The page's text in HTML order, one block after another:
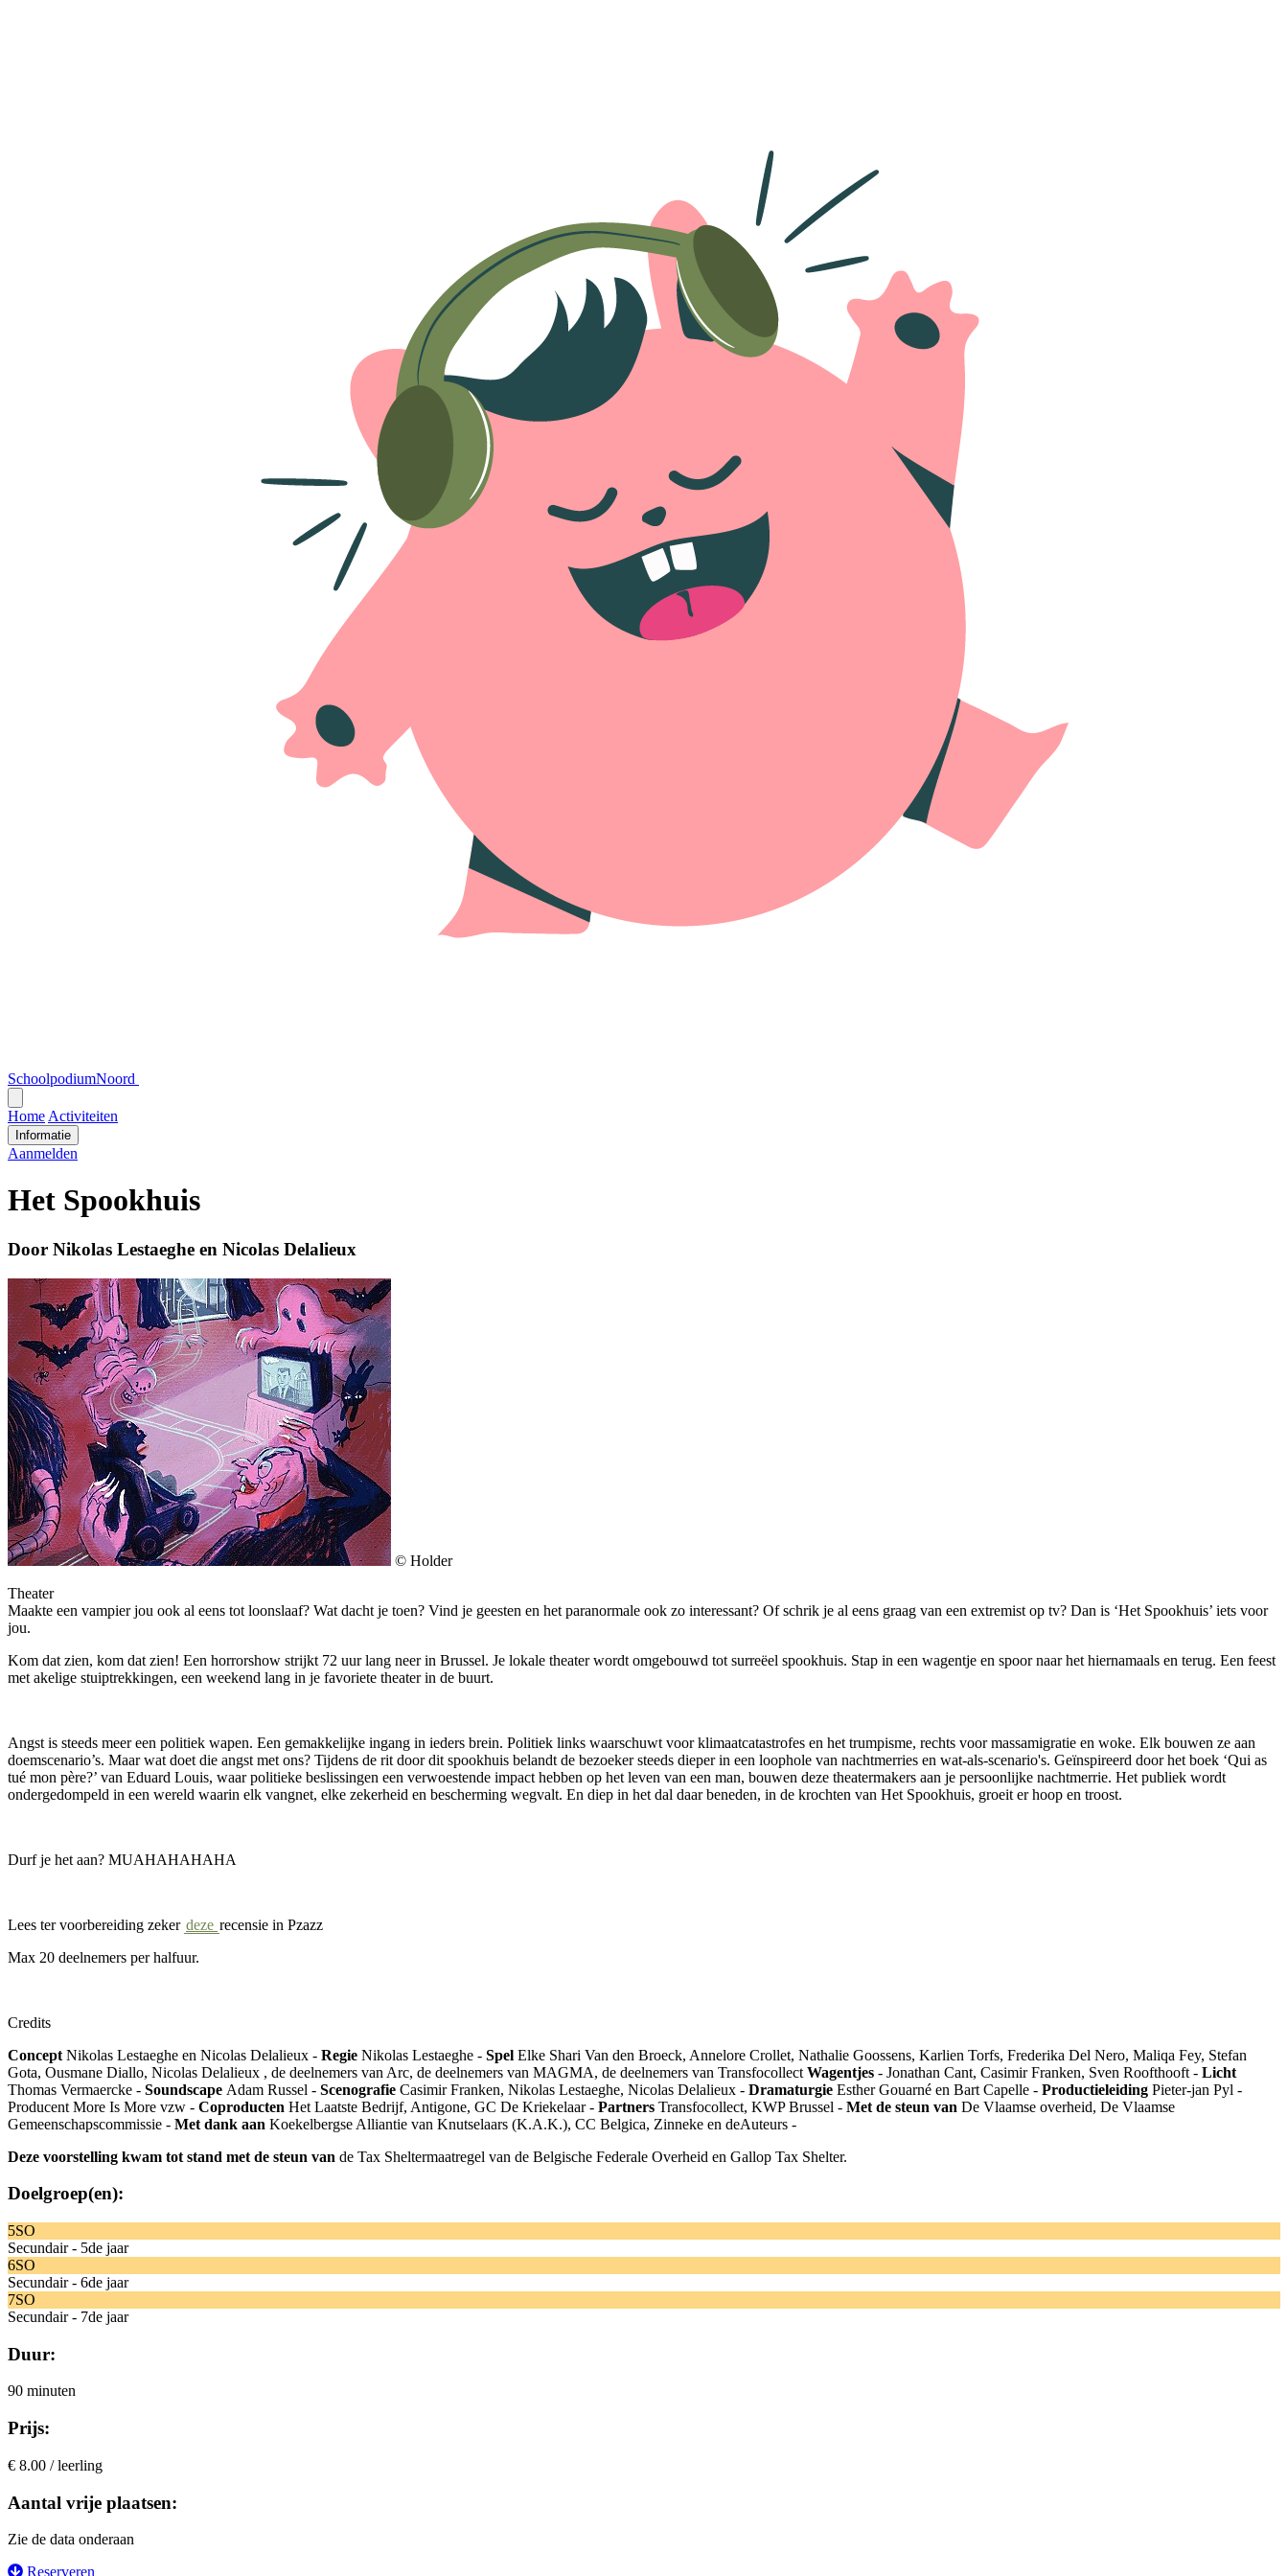
SchoolpodiumNoord
menu
Home Activiteiten
Informatie
Aanmelden
Het Spookhuis
Door Nikolas Lestaeghe en Nicolas Delalieux
© Holder
Theater
Maakte een vampier jou ook al eens tot loonslaaf? Wat dacht je toen? Vind je geesten en het paranormale ook zo interessant? Of schrik je al eens graag van een extremist op tv? Dan is ‘Het Spookhuis’ iets voor
jou.
Kom dat zien, kom dat zien! Een horrorshow strijkt 72 uur lang neer in Brussel. Je lokale theater wordt omgebouwd tot surreëel spookhuis. Stap in een wagentje en spoor naar het hiernamaals en terug. Een feest
met akelige stuiptrekkingen, een weekend lang in je favoriete theater in de buurt.
Angst is steeds meer een politiek wapen. Een gemakkelijke ingang in ieders brein. Politiek links waarschuwt voor klimaatcatastrofes en het trumpisme, rechts voor massamigratie en woke. Elk bouwen ze aan
doemscenario’s. Maar wat doet die angst met ons? Tijdens de rit door dit spookhuis belandt de bezoeker steeds dieper in een loophole van nachtmerries en wat-als-scenario's. Geïnspireerd door het boek ‘Qui as
tué mon père?’ van Eduard Louis, waar politieke beslissingen een verwoestende impact hebben op het leven van een man, bouwen deze theatermakers aan je persoonlijke nachtmerrie. Het publiek wordt
ondergedompeld in een wereld waarin elk vangnet, elke zekerheid en bescherming wegvalt. En diep in het dal daar beneden, in de krochten van Het Spookhuis, groeit er hoop en troost.
Durf je het aan? MUAHAHAHAHA
Lees ter voorbereiding zeker deze recensie in Pzazz
Max 20 deelnemers per halfuur.
Credits
Concept Nikolas Lestaeghe en Nicolas Delalieux - Regie Nikolas Lestaeghe - Spel Elke Shari Van den Broeck, Annelore Crollet, Nathalie Goossens, Karlien Torfs, Frederika Del Nero, Maliqa Fey, Stefan
Gota, Ousmane Diallo, Nicolas Delalieux , de deelnemers van Arc, de deelnemers van MAGMA, de deelnemers van Transfocollect Wagentjes - Jonathan Cant, Casimir Franken, Sven Roofthooft - Licht
Thomas Vermaercke - Soundscape Adam Russel - Scenografie Casimir Franken, Nikolas Lestaeghe, Nicolas Delalieux - Dramaturgie EstherGouarné en Bart Capelle - Productieleiding Pieter-jan Pyl -
Producent More Is More vzw - Coproducten Het Laatste Bedrijf, Antigone, GC De Kriekelaar- Partners Transfocollect, KWP Brussel - Met de steun van De Vlaamse overheid, De Vlaamse
Gemeenschapscommissie - Met dank aan Koekelbergse Alliantie van Knutselaars (K.A.K.), CC Belgica, Zinneke en deAuteurs -
Deze voorstelling kwam tot stand met de steun van de Tax Sheltermaatregel van de Belgische Federale Overheid en Gallop Tax Shelter.
Doelgroep(en):
5SO
Secundair - 5de jaar
6SO
Secundair - 6de jaar
7SO
Secundair - 7de jaar
Duur:
90 minuten
Prijs:
€ 8.00 / leerling
Aantal vrije plaatsen:
Zie de data onderaan
Reserveren